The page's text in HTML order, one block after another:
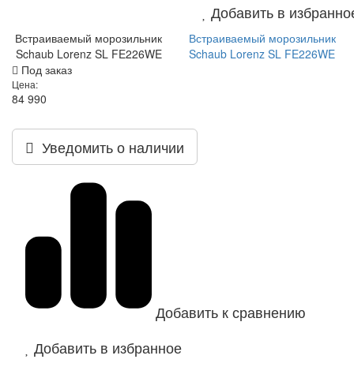
Добавить в
Встраиваемый морозильник
Schaub Lorenz SL FE226WE
Встраиваемый морозильник
Schaub Lorenz SL FE226WE
Под заказ
Цена:
84 990
Уведомить о наличии
Добавить к сравнению
Добавить в избранное